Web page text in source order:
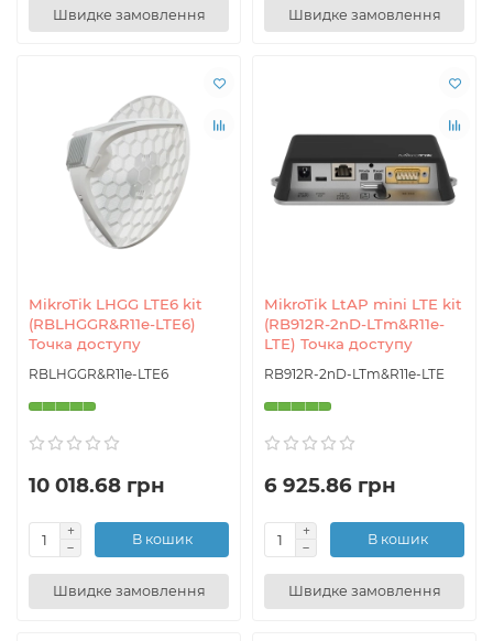
Швидке замовлення Швидке замовлення
MikroTik LHGG LTE6 kit
(RBLHGGR&R11e-LTE6)
Точка доступу
RBLHGGR&R11e-LTE6
10 018.68 грн
В кошик
Швидке замовлення
MikroTik LtAP mini LTE kit
(RB912R-2nD-LTm&R11e-
LTE) Точка доступу
RB912R-2nD-LTm&R11e-LTE
6 925.86 грн
В кошик
Швидке замовлення